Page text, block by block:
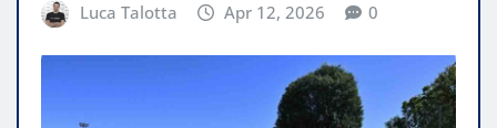
Luca Talotta Apr 12, 2026 0